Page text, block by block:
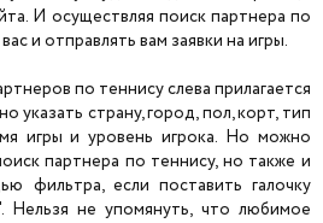
И осуществляя поиск партнера по
и отправлять вам заявки на игры.
по теннису слева прилагается
указать страну, город, пол, корт, тип
игры и уровень игрока. Но можно
партнера по теннису, но также и
фильтра, если поставить галочку
Нельзя не упомянуть, что любимое